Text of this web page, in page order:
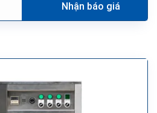
Nhận báo giá